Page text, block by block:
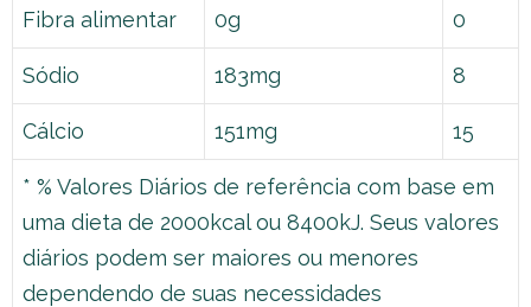
Fibra alimentar 0g 0
Sódio 183mg 8
Cálcio 151mg 15
* % Valores Diários de referência com base em
uma dieta de 2000kcal ou 8400kJ. Seus valores
diários podem ser maiores ou menores
dependendo de suas necessidades